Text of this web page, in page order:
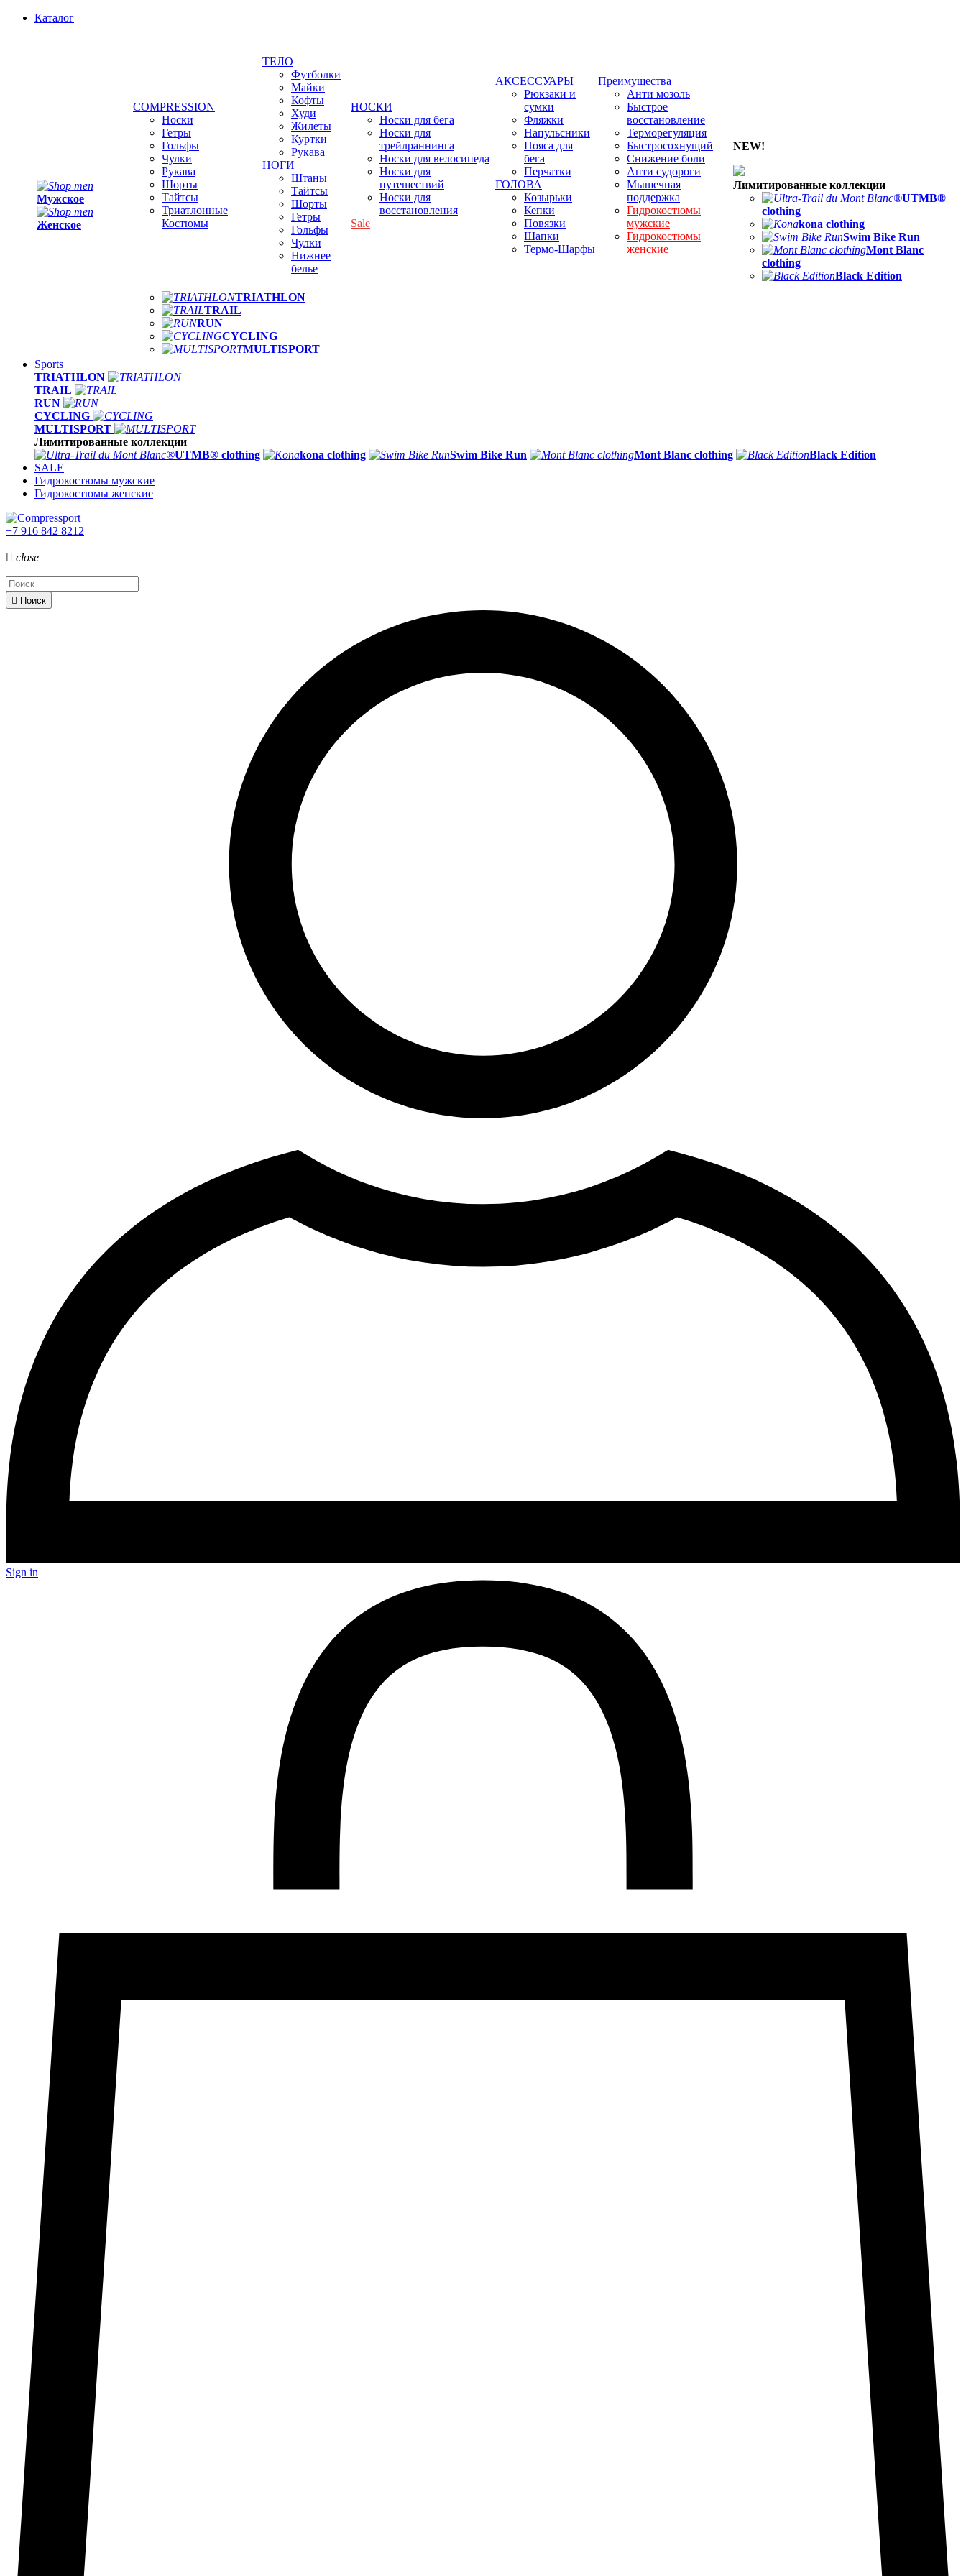
Каталог
Мужское
Женское
COMPRESSION
Носки
Гетры
Гольфы
Чулки
Рукава
Шорты
Тайтсы
Триатлонные
Костюмы
ТЕЛО
Футболки
Майки
Кофты
Худи
Жилеты
Куртки
Рукава
НОГИ
Штаны
Тайтсы
Шорты
Гетры
Гольфы
Чулки
Нижнее
белье
НОСКИ
Носки для бега
Носки для
трейлраннинга
Носки для велосипеда
Носки для
путешествий
Носки для
восстановления
Sale
АКСЕССУАРЫ
Рюкзаки и
сумки
Фляжки
Напульсники
Пояса для
бега
Перчатки
ГОЛОВА
Козырьки
Кепки
Повязки
Шапки
Термо-Шарфы
Преимущества
Анти мозоль
Быстрое
восстановление
Терморегуляция
Быстросохнущий
Снижение боли
Анти судороги
Мышечная
поддержка
Гидрокостюмы
мужские
Гидрокостюмы
женские
NEW!
Лимитированные коллекции
UTMB®
clothing
kona clothing
Swim Bike Run
Mont Blanc
clothing
Black Edition
TRIATHLON
TRAIL
RUN
CYCLING
MULTISPORT
Sports
TRIATHLON
TRAIL
RUN
CYCLING
MULTISPORT
Лимитированные коллекции
UTMB® clothing
kona clothing Swim Bike Run Mont Blanc clothing
Black Edition
SALE
Гидрокостюмы мужские
Гидрокостюмы женские
+7 916 842 8212
 close
 Поиск
Sign in